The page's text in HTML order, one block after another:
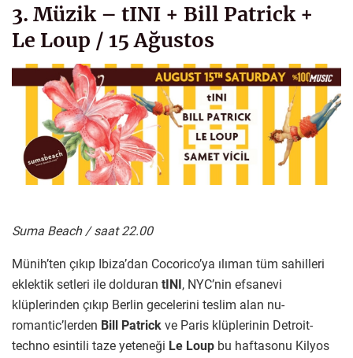
3. Müzik – tINI + Bill Patrick +
Le Loup / 15 Ağustos
Suma Beach / saat 22.00
Münih’ten çıkıp Ibiza’dan Cocorico’ya ılıman tüm sahilleri
eklektik setleri ile dolduran tINI , NYC’nin efsanevi
klüplerinden çıkıp Berlin gecelerini teslim alan nu-
romantic’lerden Bill Patrick ve Paris klüplerinin Detroit-
techno esintili taze yeteneği Le Loup bu haftasonu Kilyos